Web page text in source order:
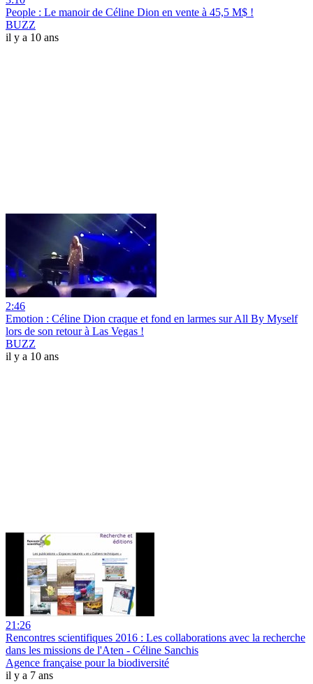
People : Le manoir de Céline Dion en vente à 45,5 M$ !
BUZZ
il y a 10 ans
2:46
Emotion : Céline Dion craque et fond en larmes sur All By Myself
lors de son retour à Las Vegas !
BUZZ
il y a 10 ans
21:26
Rencontres scientifiques 2016 : Les collaborations avec la recherche
dans les missions de l'Aten - Céline Sanchis
Agence française pour la biodiversité
il y a 7 ans